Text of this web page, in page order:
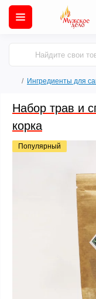
Ингредиенты для
Набор трав и
корка
Популярный